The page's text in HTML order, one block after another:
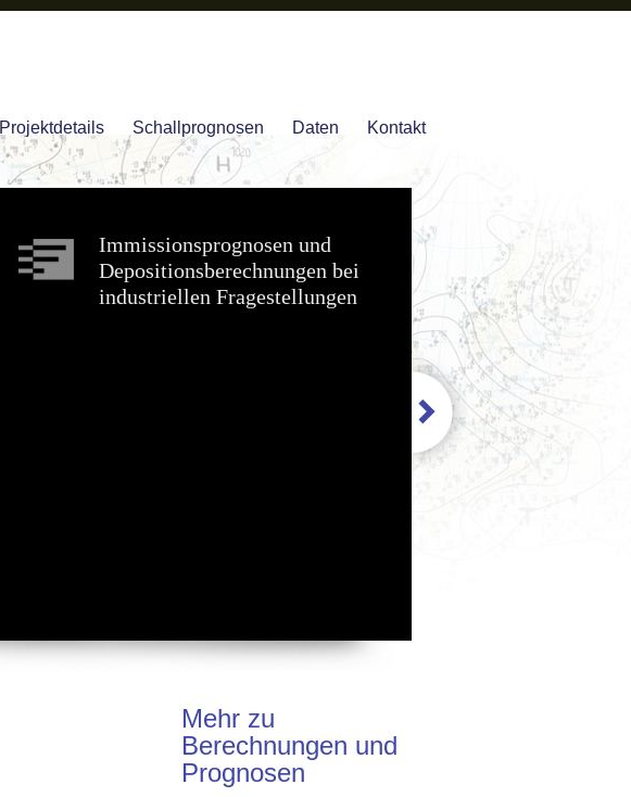
Projektdetails Schallprognosen Daten Kontakt
Immissionsprognosen und
Depositionsberechnungen bei
industriellen Fragestellungen
Mehr zu
Berechnungen und
Prognosen